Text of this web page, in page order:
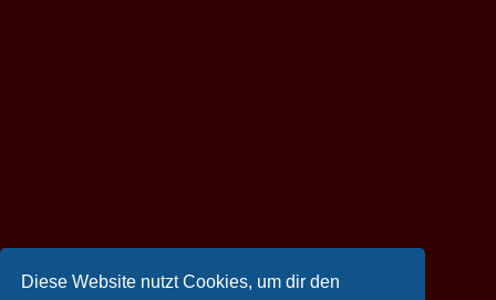
Diese Website nutzt Cookies, um dir den